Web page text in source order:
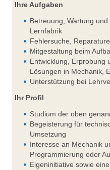
Ihre Aufgaben
Betreuung, Wartung
Lernfabrik
Fehlersuche,
Mitgestaltung beim
Entwicklung, Erprobung
Lösungen in Mechanik,
Unterstützung bei
Ihr Profil
Studium der oben
Begeisterung für
Umsetzung
Interesse an Mechanik
Programmierung oder
Eigeninitiative sowie